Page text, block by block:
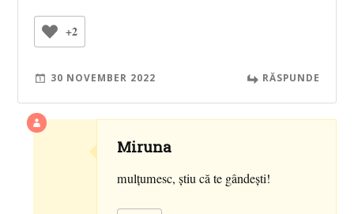
+2
30 NOVEMBER 2022 RĂSPUNDE
Miruna
mulțumesc, știu că te gândești!